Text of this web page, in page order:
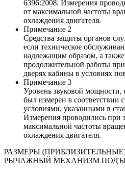
6396:2008. Измерения
от максимальной частоты
охлаждения двигателя.
Примечание 2
Средства защиты органов
если техническое
надлежащим образом, а также
продолжительной работы
дверях кабины в условиях
Примечание 3
Уровень звуковой
был измерен в соответствии
условиями, указанными в
Измерения проводились при
максимальной частоты
охлаждения двигателя.
РАЗМЕРЫ
РЫЧАЖНЫЙ МЕХАНИЗМ